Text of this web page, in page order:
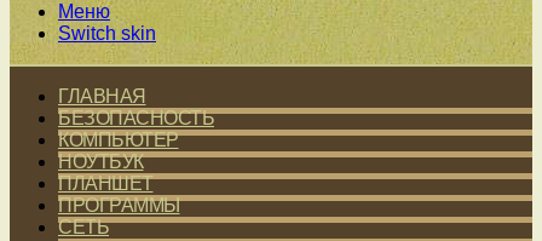
Меню
Switch skin
ГЛАВНАЯ
БЕЗОПАСНОСТЬ
КОМПЬЮТЕР
НОУТБУК
ПЛАНШЕТ
ПРОГРАММЫ
СЕТЬ